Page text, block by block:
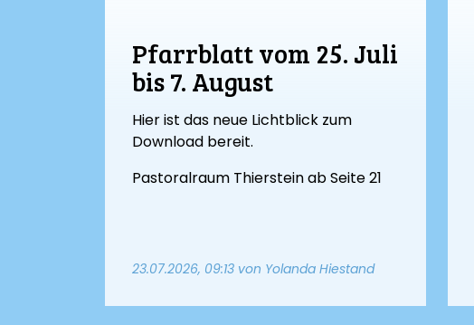
Pfarrblatt vom 25. Juli
bis 7. August
Hier ist das neue Lichtblick zum
Download bereit.
Pastoralraum Thierstein ab Seite 21
23.07.2026, 09:13 von Yolanda Hiestand